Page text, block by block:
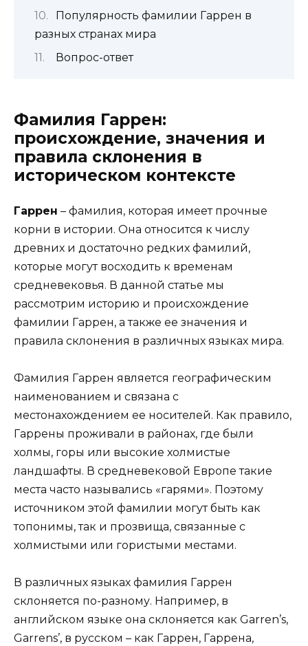
Популярность фамилии Гаррен в
разных странах мира
Вопрос-ответ
Фамилия Гаррен:
происхождение, значения и
правила склонения в
историческом контексте
Гаррен – фамилия, которая имеет прочные
корни в истории. Она относится к числу
древних и достаточно редких фамилий,
которые могут восходить к временам
средневековья. В данной статье мы
рассмотрим историю и происхождение
фамилии Гаррен, а также ее значения и
правила склонения в различных языках мира.
Фамилия Гаррен является географическим
наименованием и связана с
местонахождением ее носителей. Как правило,
Гаррены проживали в районах, где были
холмы, горы или высокие холмистые
ландшафты. В средневековой Европе такие
места часто назывались «гарями». Поэтому
источником этой фамилии могут быть как
топонимы, так и прозвища, связанные с
холмистыми или гористыми местами.
В различных языках фамилия Гаррен
склоняется по-разному. Например, в
английском языке она склоняется как Garren’s,
Garrens’, в русском – как Гаррен, Гаррена,